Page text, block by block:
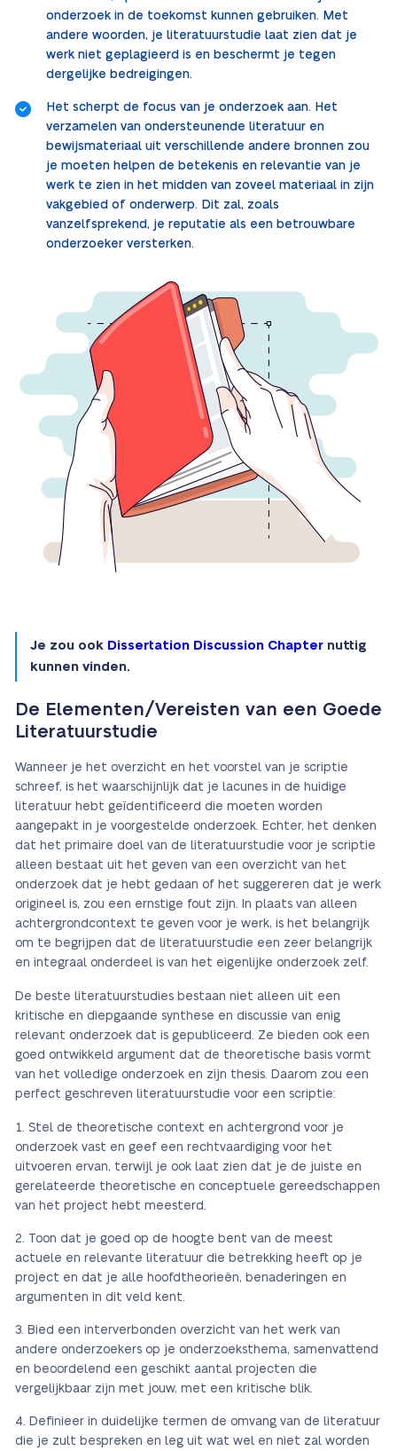
onderzoek in de toekomst kunnen gebruiken. Met
andere woorden, je literatuurstudie laat zien dat je
werk niet geplagieerd is en beschermt je tegen
dergelijke bedreigingen.
Het scherpt de focus van je onderzoek aan. Het
verzamelen van ondersteunende literatuur en
bewijsmateriaal uit verschillende andere bronnen zou
je moeten helpen de betekenis en relevantie van je
werk te zien in het midden van zoveel materiaal in zijn
vakgebied of onderwerp. Dit zal, zoals
vanzelfsprekend, je reputatie als een betrouwbare
onderzoeker versterken.
Je zou ook Dissertation Discussion Chapter nuttig
kunnen vinden.
De Elementen/Vereisten van een Goede
Literatuurstudie
Wanneer je het overzicht en het voorstel van je scriptie
schreef, is het waarschijnlijk dat je lacunes in de huidige
literatuur hebt geïdentificeerd die moeten worden
aangepakt in je voorgestelde onderzoek. Echter, het denken
dat het primaire doel van de literatuurstudie voor je scriptie
alleen bestaat uit het geven van een overzicht van het
onderzoek dat je hebt gedaan of het suggereren dat je werk
origineel is, zou een ernstige fout zijn. In plaats van alleen
achtergrondcontext te geven voor je werk, is het belangrijk
om te begrijpen dat de literatuurstudie een zeer belangrijk
en integraal onderdeel is van het eigenlijke onderzoek zelf.
De beste literatuurstudies bestaan niet alleen uit een
kritische en diepgaande synthese en discussie van enig
relevant onderzoek dat is gepubliceerd. Ze bieden ook een
goed ontwikkeld argument dat de theoretische basis vormt
van het volledige onderzoek en zijn thesis. Daarom zou een
perfect geschreven literatuurstudie voor een scriptie:
Stel de theoretische context en achtergrond voor je
onderzoek vast en geef een rechtvaardiging voor het
uitvoeren ervan, terwijl je ook laat zien dat je de juiste en
gerelateerde theoretische en conceptuele gereedschappen
van het project hebt meesterd.
Toon dat je goed op de hoogte bent van de meest
actuele en relevante literatuur die betrekking heeft op je
project en dat je alle hoofdtheorieën, benaderingen en
argumenten in dit veld kent.
Bied een interverbonden overzicht van het werk van
andere onderzoekers op je onderzoeksthema, samenvattend
en beoordelend een geschikt aantal projecten die
vergelijkbaar zijn met jouw, met een kritische blik.
Definieer in duidelijke termen de omvang van de literatuur
die je zult bespreken en leg uit wat wel en niet zal worden